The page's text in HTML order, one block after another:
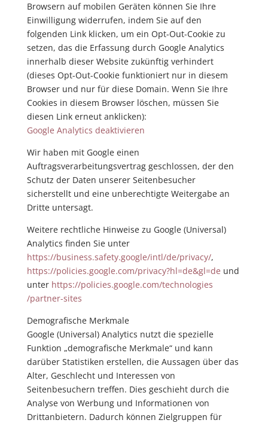
Browsern auf mobilen Geräten können Sie Ihre
Einwilligung widerrufen, indem Sie auf den
folgenden Link klicken, um ein Opt-Out-Cookie zu
setzen, das die Erfassung durch Google Analytics
innerhalb dieser Website zukünftig verhindert
(dieses Opt-Out-Cookie funktioniert nur in diesem
Browser und nur für diese Domain. Wenn Sie Ihre
Cookies in diesem Browser löschen, müssen Sie
diesen Link erneut anklicken):
Google Analytics deaktivieren
Wir haben mit Google einen
Auftragsverarbeitungsvertrag geschlossen, der den
Schutz der Daten unserer Seitenbesucher
sicherstellt und eine unberechtigte Weitergabe an
Dritte untersagt.
Weitere rechtliche Hinweise zu Google (Universal)
Analytics finden Sie unter
https://business.safety.google/intl/de/privacy/,
https://policies.google.com/privacy?hl=de&gl=de und
unter https://policies.google.com/technologies
/partner-sites
Demografische Merkmale
Google (Universal) Analytics nutzt die spezielle
Funktion „demografische Merkmale“ und kann
darüber Statistiken erstellen, die Aussagen über das
Alter, Geschlecht und Interessen von
Seitenbesuchern treffen. Dies geschieht durch die
Analyse von Werbung und Informationen von
Drittanbietern. Dadurch können Zielgruppen für